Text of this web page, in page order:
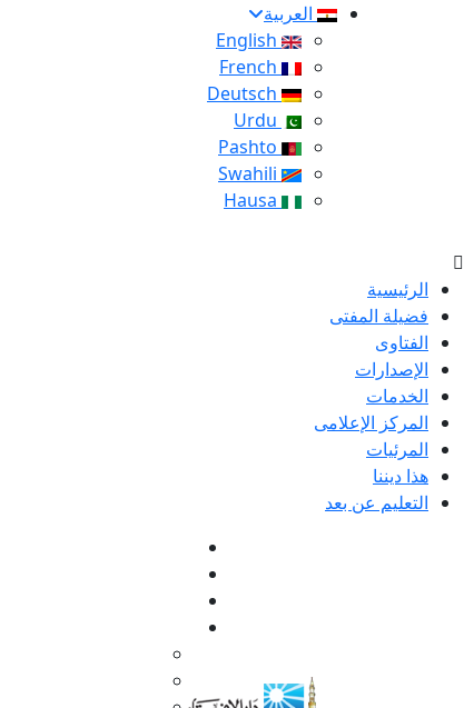
العربية
الرئيسية
فضيلة المفتى
الفتاوى
الإصدارات
الخدمات
المركز الإعلامى
المرئيات
هذا ديننا
التعليم عن بعد